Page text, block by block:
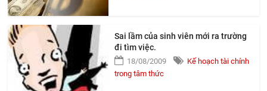
Sai lầm của sinh viên mới ra trường
đi tìm việc.
18/08/2009
Kế hoạch tài chính
trong tâm thức